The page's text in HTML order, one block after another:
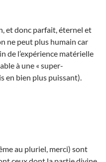
et donc parfait, éternel et
ne peut plus humain car
de l’expérience matérielle
à une « super-
en bien plus puissant).
au pluriel, merci) sont